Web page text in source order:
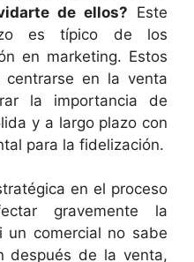
de ellos? Este
es típico de los
en marketing. Estos
centrarse en la venta
la importancia de
y a largo plazo con
para la fidelización.
en el proceso
gravemente la
un comercial no sabe
después de la venta,